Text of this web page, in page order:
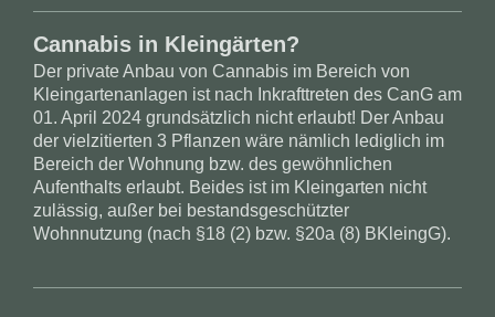
Cannabis in Kleingärten?
Der private Anbau von Cannabis im Bereich von
Kleingartenanlagen ist nach Inkrafttreten des CanG am
01. April 2024 grundsätzlich nicht erlaubt! Der Anbau
der vielzitierten 3 Pflanzen wäre nämlich lediglich im
Bereich der Wohnung bzw. des gewöhnlichen
Aufenthalts erlaubt. Beides ist im Kleingarten nicht
zulässig, außer bei bestandsgeschützter
Wohnnutzung (nach §18 (2) bzw. §20a (8) BKleingG).